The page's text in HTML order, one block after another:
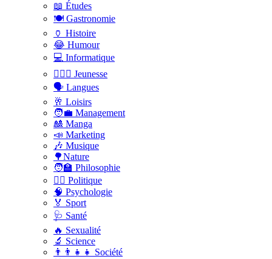
📖 Études
🍽️ Gastronomie
🏺 Histoire
😂 Humour
💻 Informatique
🤸🏽‍♀️ Jeunesse
🗣 Langues
🥂 Loisirs
🧑‍💼 Management
🎎 Manga
📣 Marketing
🎶 Musique
🌳Nature
🧑‍🏫 Philosophie
👨‍⚖️ Politique
🧠 Psychologie
🏅 Sport
🩺 Santé
🔥 Sexualité
🔬 Science
👨‍👨‍👧‍👧 Société